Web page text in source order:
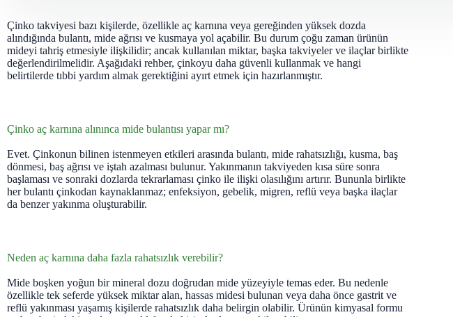
Çinko takviyesi bazı kişilerde, özellikle aç karnına veya gereğinden yüksek dozda
alındığında bulantı, mide ağrısı ve kusmaya yol açabilir. Bu durum çoğu zaman ürünün
mideyi tahriş etmesiyle ilişkilidir; ancak kullanılan miktar, başka takviyeler ve ilaçlar birlikte
değerlendirilmelidir. Aşağıdaki rehber, çinkoyu daha güvenli kullanmak ve hangi
belirtilerde tıbbi yardım almak gerektiğini ayırt etmek için hazırlanmıştır.
Çinko aç karnına alınınca mide bulantısı yapar mı?
Evet. Çinkonun bilinen istenmeyen etkileri arasında bulantı, mide rahatsızlığı, kusma, baş
dönmesi, baş ağrısı ve iştah azalması bulunur. Yakınmanın takviyeden kısa süre sonra
başlaması ve sonraki dozlarda tekrarlaması çinko ile ilişki olasılığını artırır. Bununla birlikte
her bulantı çinkodan kaynaklanmaz; enfeksiyon, gebelik, migren, reflü veya başka ilaçlar
da benzer yakınma oluşturabilir.
Neden aç karnına daha fazla rahatsızlık verebilir?
Mide boşken yoğun bir mineral dozu doğrudan mide yüzeyiyle temas eder. Bu nedenle
özellikle tek seferde yüksek miktar alan, hassas midesi bulunan veya daha önce gastrit ve
reflü yakınması yaşamış kişilerde rahatsızlık daha belirgin olabilir. Ürünün kimyasal formu